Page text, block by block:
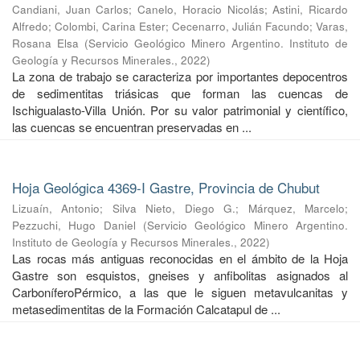
Candiani, Juan Carlos;Canelo, Horacio Nicolás;Astini, Ricardo
Alfredo; Colombi, Carina Ester; Cecenarro, Julián Facundo; Varas,
Rosana Elsa (Servicio Geológico Minero Argentino. Instituto de
Geología y Recursos Minerales., 2022)
La zona de trabajo se caracteriza por importantes depocentros
de sedimentitas triásicas que forman las cuencas de
Ischigualasto-Villa Unión. Por su valor patrimonial y cientíﬁco,
las cuencas se encuentran preservadas en ...
Hoja Geológica 4369-I Gastre, Provincia de Chubut
Lizuaín, Antonio; Silva Nieto, Diego G.; Márquez, Marcelo;
Pezzuchi, Hugo Daniel (Servicio Geológico Minero Argentino.
Instituto de Geología y Recursos Minerales., 2022)
Las rocas más antiguas reconocidas en el ámbito de la Hoja
Gastre son esquistos, gneises y anfibolitas asignados al
CarboníferoPérmico, a las que le siguen metavulcanitas y
metasedimentitas de la Formación Calcatapul de ...